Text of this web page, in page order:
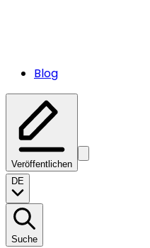
Blog
Veröffentlichen
DE
Suche